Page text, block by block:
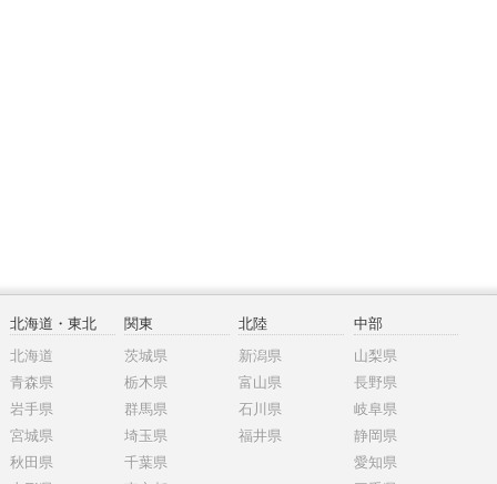
北海道・東北
北海道
青森県
岩手県
宮城県
秋田県
関東
茨城県
栃木県
群馬県
埼玉県
千葉県
北陸
新潟県
富山県
石川県
福井県
中部
山梨県
長野県
岐阜県
静岡県
愛知県